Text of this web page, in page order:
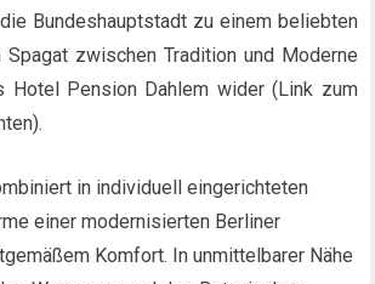
Bundeshauptstadt zu einem beliebten
zwischen Tradition und Moderne
Hotel Pension Dahlem wider (Link zum
in individuell eingerichteten
einer modernisierten Berliner
Komfort. In unmittelbarer Nähe